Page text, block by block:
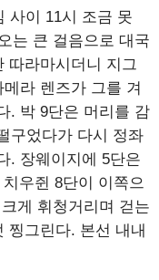
사이 11시 조금 못
는 큰 걸음으로 대국
따라마시더니 지그
라 렌즈가 그를 겨
. 박 9단은 머리를 감
구었다가 다시 정좌
. 장웨이지에 5단은
우쥔 8단이 이쪽으
게 휘청거리며 걷는
찡그린다. 본선 내내